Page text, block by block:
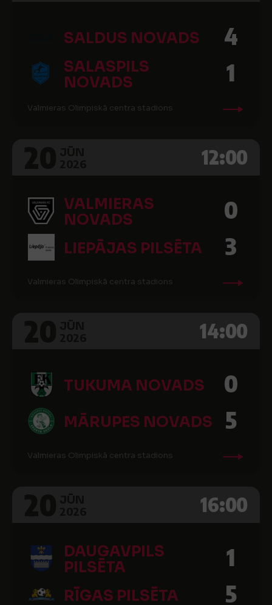
SALDUS NOVADS 4
SALASPILS
NOVADS
1
Valmieras Olimpiskā centra stadions
12:00
VALMIERAS
NOVADS
0
LIEPĀJAS PILSĒTA 3
Valmieras Olimpiskā centra stadions
14:00
TUKUMA NOVADS 0
MĀRUPES NOVADS 5
Valmieras Olimpiskā centra stadions
16:00
DAUGAVPILS
PILSĒTA
1
RĪGAS PILSĒTA 5